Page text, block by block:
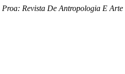
Proa: Revista De Antropologia E Arte